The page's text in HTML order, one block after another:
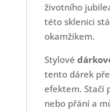
životního
této sklenici
okamžikem.
Stylové
tento dárek
efektem. Stačí
nebo přání a